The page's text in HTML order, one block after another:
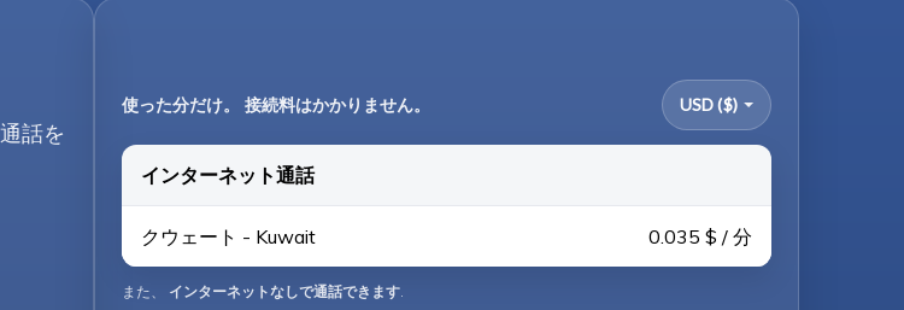
話を
使った分だけ。 接続料はかかりません。 USD ($)
インターネット通話
クウェート - Kuwait 0.035 $ / 分
また、 インターネットなしで通話できます